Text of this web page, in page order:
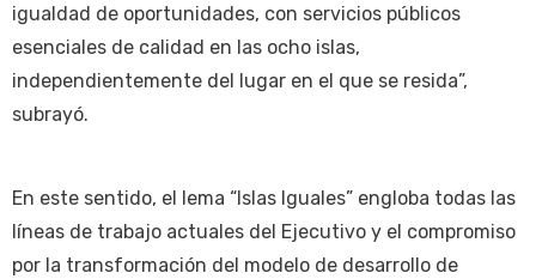
igualdad de oportunidades, con servicios públicos
esenciales de calidad en las ocho islas,
independientemente del lugar en el que se resida”,
subrayó.
En este sentido, el lema “Islas Iguales” engloba todas las
líneas de trabajo actuales del Ejecutivo y el compromiso
por la transformación del modelo de desarrollo de